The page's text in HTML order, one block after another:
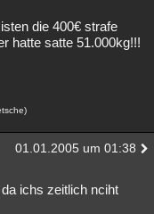
die 400€ strafe
hatte satte 51.000kg!!!
01.01.2005 um 01:38
ichs zeitlich nciht